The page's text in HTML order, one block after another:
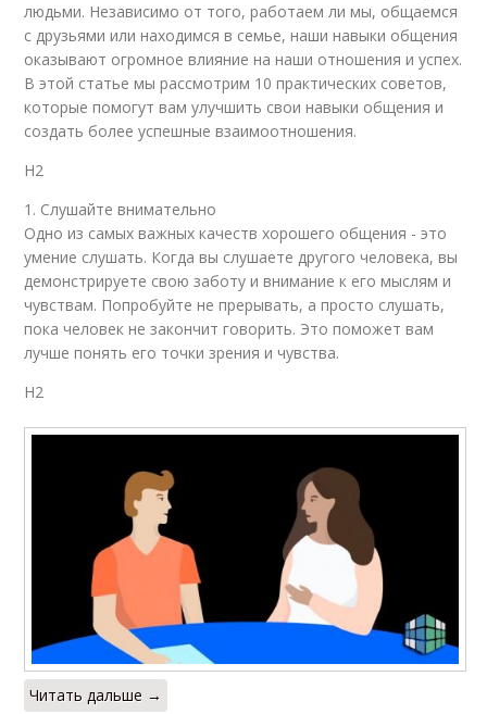
людьми. Независимо от того, работаем ли мы, общаемся
с друзьями или находимся в семье, наши навыки общения
оказывают огромное влияние на наши отношения и успех.
В этой статье мы рассмотрим 10 практических советов,
которые помогут вам улучшить свои навыки общения и
создать более успешные взаимоотношения.
H2
1. Слушайте внимательно
Одно из самых важных качеств хорошего общения - это
умение слушать. Когда вы слушаете другого человека, вы
демонстрируете свою заботу и внимание к его мыслям и
чувствам. Попробуйте не прерывать, а просто слушать,
пока человек не закончит говорить. Это поможет вам
лучше понять его точки зрения и чувства.
H2
Читать дальше →